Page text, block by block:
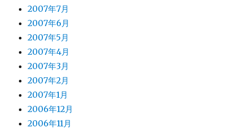
2007年7月
2007年6月
2007年5月
2007年4月
2007年3月
2007年2月
2007年1月
2006年12月
2006年11月